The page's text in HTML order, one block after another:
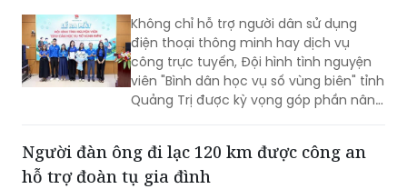
Không chỉ hỗ trợ người dân sử dụng
điện thoại thông minh hay dịch vụ
công trực tuyến, Đội hình tình nguyện
viên "Bình dân học vụ số vùng biên" tỉnh
Quảng Trị được kỳ vọng góp phần nâng
khu vực biên giới.
Người đàn ông đi lạc 120 km được công an
hỗ trợ đoàn tụ gia đình